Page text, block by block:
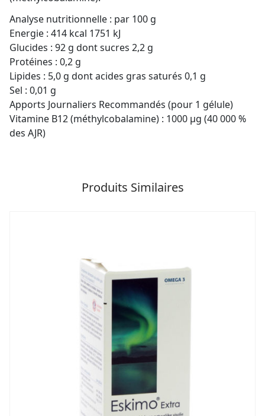
Analyse nutritionnelle : par 100 g
Energie : 414 kcal 1751 kJ
Glucides : 92 g dont sucres 2,2 g
Protéines : 0,2 g
Lipides : 5,0 g dont acides gras saturés 0,1 g
Sel : 0,01 g
Apports Journaliers Recommandés (pour 1 gélule)
Vitamine B12 (méthylcobalamine) : 1000 μg (40 000 %
des AJR)
Produits Similaires